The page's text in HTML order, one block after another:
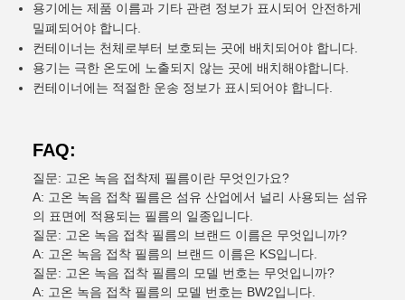
용기에는 제품 이름과 기타 관련 정보가 표시되어 안전하게
밀폐되어야 합니다.
컨테이너는 천체로부터 보호되는 곳에 배치되어야 합니다.
용기는 극한 온도에 노출되지 않는 곳에 배치해야합니다.
컨테이너에는 적절한 운송 정보가 표시되어야 합니다.
FAQ:
질문: 고온 녹음 접착제 필름이란 무엇인가요?
A: 고온 녹음 접착 필름은 섬유 산업에서 널리 사용되는 섬유
의 표면에 적용되는 필름의 일종입니다.
질문: 고온 녹음 접착 필름의 브랜드 이름은 무엇입니까?
A: 고온 녹음 접착 필름의 브랜드 이름은 KS입니다.
질문: 고온 녹음 접착 필름의 모델 번호는 무엇입니까?
A: 고온 녹음 접착 필름의 모델 번호는 BW2입니다.